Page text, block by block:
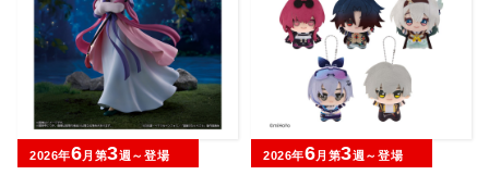
2026年6月第3週～登場 2026年6月第3週～登場